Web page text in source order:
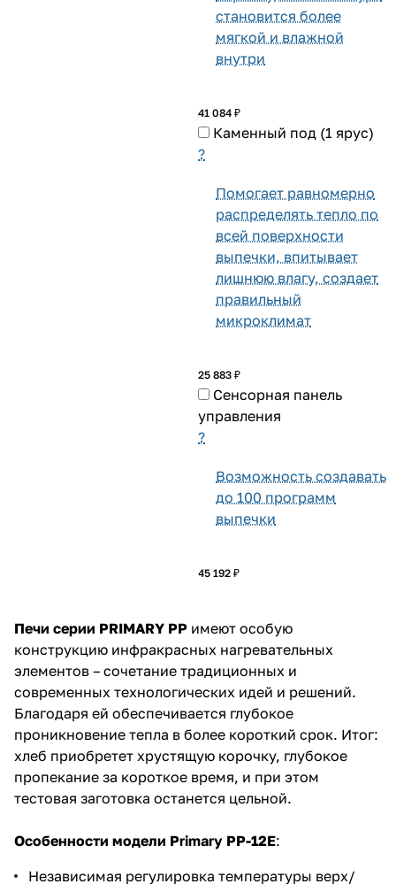
становится более
мягкой и влажной
внутри
41 084 ₽
Каменный под (1 ярус)
?
Помогает равномерно
распределять тепло по
всей поверхности
выпечки, впитывает
лишнюю влагу, создает
правильный
микроклимат
25 883 ₽
Сенсорная панель
управления
?
Возможность создавать
до 100 программ
выпечки
45 192 ₽
Печи серии PRIMARY PP имеют особую
конструкцию инфракрасных нагревательных
элементов – сочетание традиционных и
современных технологических идей и решений.
Благодаря ей обеспечивается глубокое
проникновение тепла в более короткий срок. Итог:
хлеб приобретет хрустящую корочку, глубокое
пропекание за короткое время, и при этом
тестовая заготовка останется цельной.
Особенности модели Primary PP-12E:
Независимая регулировка температуры верх/